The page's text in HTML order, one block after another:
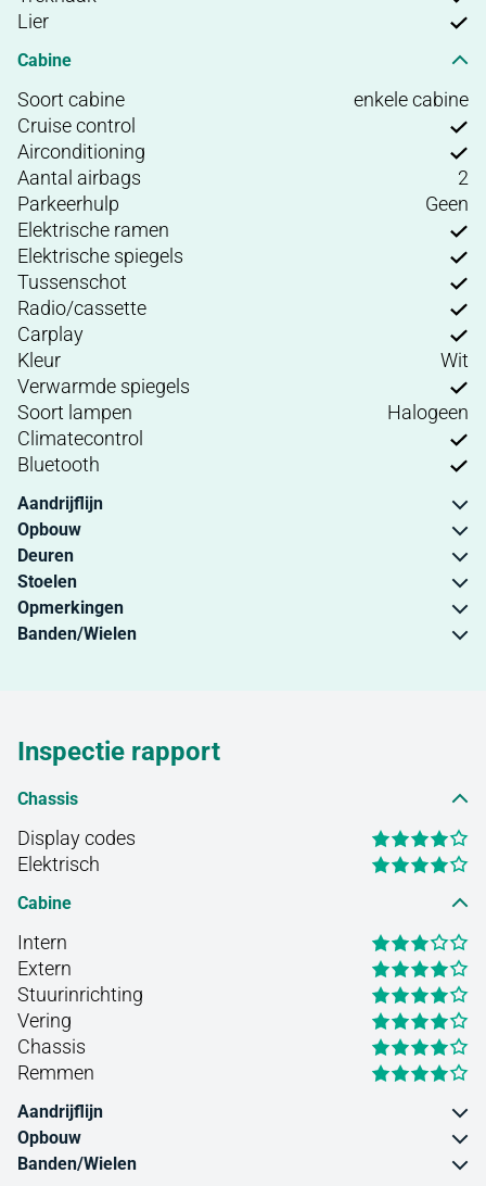
Lier
Cabine
Soort cabine
enkele cabine
Cruise control
Airconditioning
Aantal airbags
2
Parkeerhulp
Geen
Elektrische ramen
Elektrische spiegels
Tussenschot
Radio/cassette
Carplay
Kleur
Wit
Verwarmde spiegels
Soort lampen
Halogeen
Climatecontrol
Bluetooth
Aandrijflijn
Opbouw
Deuren
Stoelen
Opmerkingen
Banden/Wielen
Inspectie rapport
Chassis
Display codes
Elektrisch
Cabine
Intern
Extern
Stuurinrichting
Vering
Chassis
Remmen
Aandrijflijn
Opbouw
Banden/Wielen